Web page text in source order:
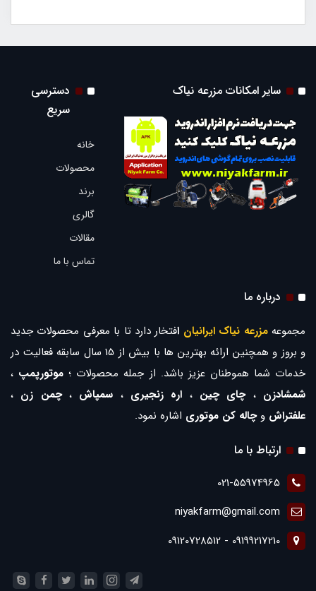
سایر امکانات مزرعه نیاک
دسترسی
سریع
خانه
محصولات
برند
گالری
مقالات
تماس با ما
درباره ما
مجموعهمزرعه نیاک ایرانیان افتخار دارد تا با معرفی محصولات جدید
و بروز و همچنین ارائه بهترین ها با بیش از 15 سال سابقه فعالیت در
خدمات شما هموطنان عزیز باشد. از جمله محصولات ؛ موتورپمپ ،
شمشادزن ،چای چین ، اره زنجیری ، سمپاش ،چمن زن ،
علفتراش وچاله کن موتوری اشاره نمود.
ارتباط با ما
021-55974965
niyakfarm@gmail.com
09199217210 - 09120728512